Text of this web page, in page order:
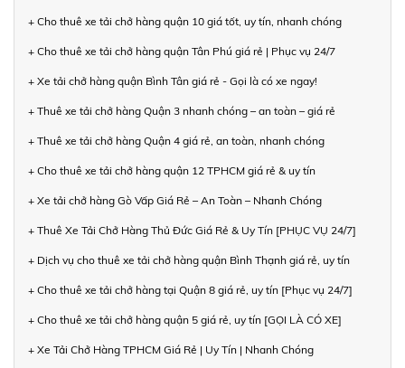
+ Cho thuê xe tải chở hàng quận 10 giá tốt, uy tín, nhanh chóng
+ Cho thuê xe tải chở hàng quận Tân Phú giá rẻ | Phục vụ 24/7
+ Xe tải chở hàng quận Bình Tân giá rẻ - Gọi là có xe ngay!
+ Thuê xe tải chở hàng Quận 3 nhanh chóng – an toàn – giá rẻ
+ Thuê xe tải chở hàng Quận 4 giá rẻ, an toàn, nhanh chóng
+ Cho thuê xe tải chở hàng quận 12 TPHCM giá rẻ & uy tín
+ Xe tải chở hàng Gò Vấp Giá Rẻ – An Toàn – Nhanh Chóng
+ Thuê Xe Tải Chở Hàng Thủ Đức Giá Rẻ & Uy Tín [PHỤC VỤ 24/7]
+ Dịch vụ cho thuê xe tải chở hàng quận Bình Thạnh giá rẻ, uy tín
+ Cho thuê xe tải chở hàng tại Quận 8 giá rẻ, uy tín [Phục vụ 24/7]
+ Cho thuê xe tải chở hàng quận 5 giá rẻ, uy tín [GỌI LÀ CÓ XE]
+ Xe Tải Chở Hàng TPHCM Giá Rẻ | Uy Tín | Nhanh Chóng